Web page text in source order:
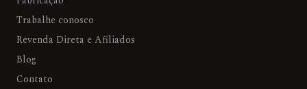
Trabalhe conosco
Revenda Direta e Afiliados
Blog
Contato